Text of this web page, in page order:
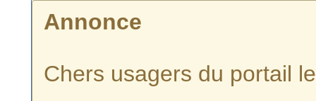
Annonce
Chers usagers du portail